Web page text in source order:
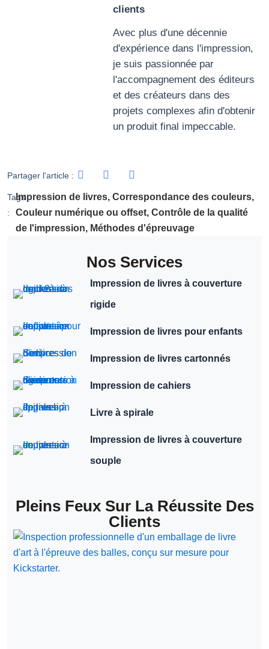
clients
Avec plus d'une décennie
d'expérience dans l'impression,
je suis passionnée par
l'accompagnement des éditeurs
et des créateurs dans des
projets complexes afin d'obtenir
un produit final impeccable.
Partager l'article :
Tags
:
Impression de livres,Correspondance des couleurs,
Couleur numérique ou offset,Contrôle de la qualité
de l'impression, Méthodes d'épreuvage
Nos Services
Impression de livres à couverture
rigide
Impression de livres pour enfants
Impression de livres cartonnés
Impression de cahiers
Livre à spirale
Impression de livres à couverture
souple
Pleins Feux Sur La Réussite Des
Clients